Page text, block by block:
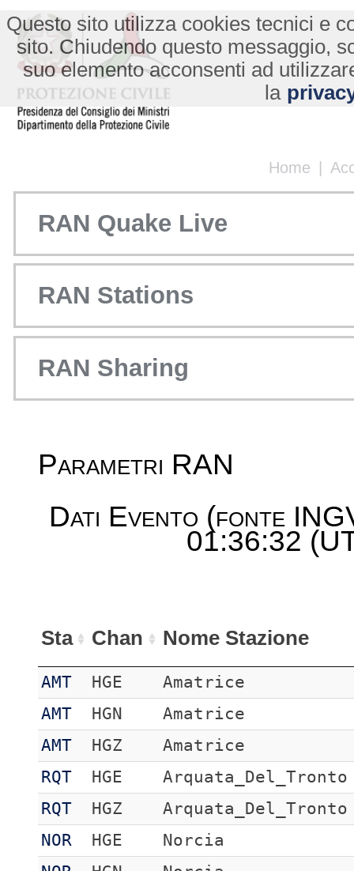
Home |
Questo sito utilizza cookies tecnici e
sito. Chiudendo questo messaggio,
suo elemento acconsenti ad
la
RAN Quake Live
RAN Stations
RAN Sharing
Parametri RAN
Dati Evento (fonte
01:36:32
Sta Chan Nome Stazione
AMT HGE
Amatrice
AMT
HGN
Amatrice
AMT
HGZ
Amatrice
RQT
HGE
Arquata_Del_Tronto
RQT
HGZ
Arquata_Del_Tronto
NOR
HGE
Norcia